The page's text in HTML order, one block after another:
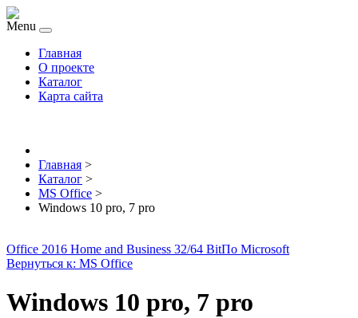
Menu
Главная
О проекте
Каталог
Карта сайта
Главная >
Каталог >
MS Office >
Windows 10 pro, 7 pro
Office 2016 Home and Business 32/64 BitПо Microsoft
Вернуться к: MS Office
Windows 10 pro, 7 pro